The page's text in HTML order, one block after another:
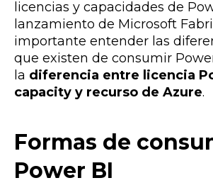
licencias y capacidades de
lanzamiento de Microsoft
importante entender las
que existen de consumir
la diferencia entre licencia
capacity y recurso de Azure.
Formas de
Power BI